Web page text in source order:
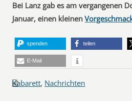
Bei Lanz gab es am vergangenen
Januar, einen kleinen
spenden teilen
E-Mail
Kabarett, Nachrichten